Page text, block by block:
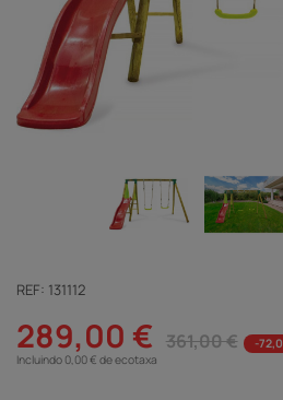
REF: 131112
289,00 € 361,00 €
-
Incluindo 0,00 € de ecotaxa